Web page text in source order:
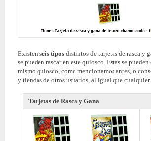
Existen seis tipos distintos de tarjetas de rasca y
se pueden rascar en este quiosco. Estas se pueden
mismo quiosco, como mencionamos antes, o
y tiendas de otros usuarios, al igual que cualquier
Tarjetas de Rasca y Gana